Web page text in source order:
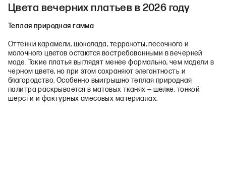
Цвета вечерних платьев в 2026 году
Теплая природная гамма
Оттенки карамели, шоколада, терракоты, песочного и
молочного цветов остаются востребованными в вечерней
моде. Такие платья выглядят менее формально, чем модели в
черном цвете, но при этом сохраняют элегантность и
благородство. Особенно выигрышно теплая природная
палитра раскрывается в матовых тканях — шелке, тонкой
шерсти и фактурных смесовых материалах.